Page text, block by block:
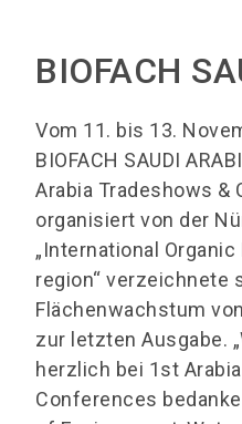
BIOFACH
Vom 11. bis 13.
BIOFACH SAUDI
Arabia Tradeshows &
organisiert von der
„International
region“ verzeichnete
Flächenwachstum
zur letzten Ausgabe.
herzlich bei 1st
Conferences